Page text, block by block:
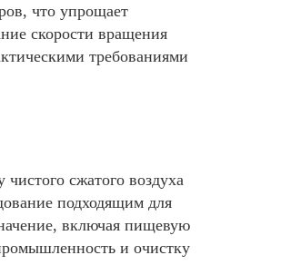
что упрощает
скорости вращения
требованиями
сжатого воздуха
подходящим для
включая пищевую
и очистку